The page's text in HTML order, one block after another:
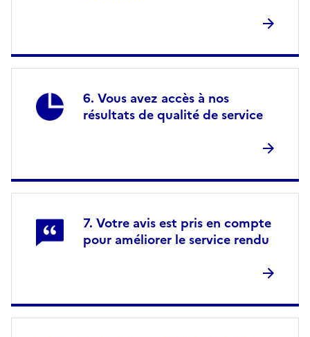
Vous avez accès à nos
résultats de qualité de service
Votre avis est pris en compte
pour améliorer le service rendu